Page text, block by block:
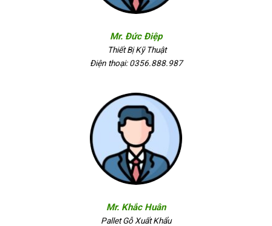
Mr. Đức Điệp
Thiết Bị Kỹ Thuật
Điện thoại: 0356.888.987
Mr. Khắc Huân
Pallet Gỗ Xuất Khẩu